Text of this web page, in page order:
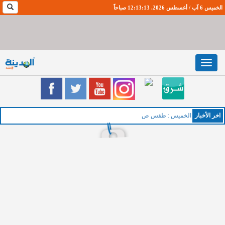
الخميس 6 آب / أغسطس 2026. 12:13:14 صباحاً
Toggle
navigation
اخر اﻷخبار الخميس : طقس صيفي معتدل اث